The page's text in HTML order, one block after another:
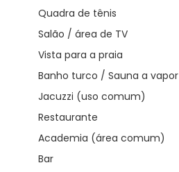
Quadra de tênis
Salão / área de TV
Vista para a praia
Banho turco / Sauna a vapor
Jacuzzi (uso comum)
Restaurante
Academia (área comum)
Bar